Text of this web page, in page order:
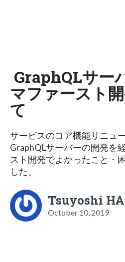
GraphQLサー
マファースト
て
サービスのコア機能リニュ
GraphQLサーバーの開発を
スト開発でよかったこと・
した。
Tsuyoshi
October 10, 2019